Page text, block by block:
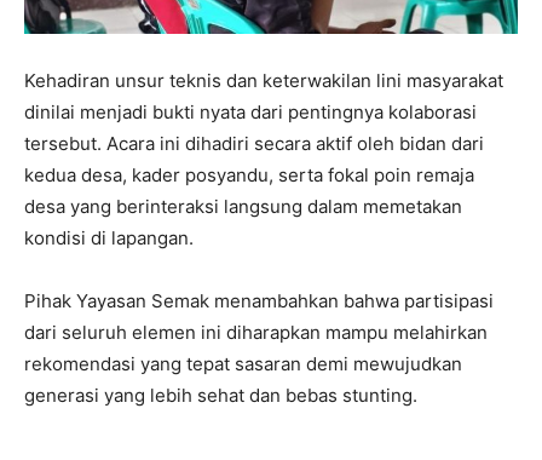
Kehadiran unsur teknis dan keterwakilan lini masyarakat
dinilai menjadi bukti nyata dari pentingnya kolaborasi
tersebut. Acara ini dihadiri secara aktif oleh bidan dari
kedua desa, kader posyandu, serta fokal poin remaja
desa yang berinteraksi langsung dalam memetakan
kondisi di lapangan.
Pihak Yayasan Semak menambahkan bahwa partisipasi
dari seluruh elemen ini diharapkan mampu melahirkan
rekomendasi yang tepat sasaran demi mewujudkan
generasi yang lebih sehat dan bebas stunting.